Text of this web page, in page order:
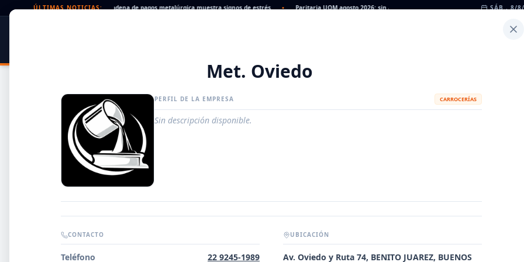
ÚLTIMAS NOTICIAS:
rechazados en alza: la cadena de pagos metalúrgica muestra signos de estrés • Paritaria UOM agosto 2026: sin acuerdo, siguen vigentes los valores de abril •
SÁB., 8/
DISTRIBUIDORES METALÚRGICAS FABRICANTES
Met. Oviedo
PERFIL DE LA EMPRESA CARROCERÍAS
Sin descripción disponible.
CONTACTO
Teléfono 22 9245-1989
UBICACIÓN
Av. Oviedo y Ruta 74, BENITO JUAREZ, BUENOS